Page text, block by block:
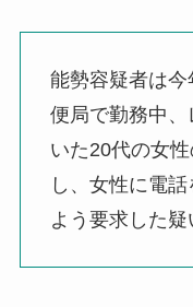
能勢容疑者は
便局で勤務中
いた20代の女
し、女性に電
よう要求した疑